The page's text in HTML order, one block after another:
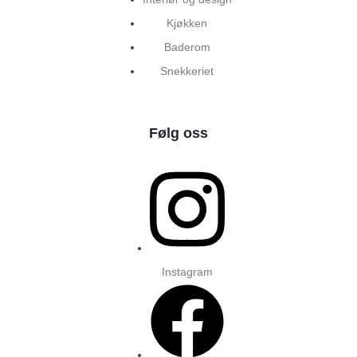
Kjøkken
Baderom
Snekkeriet
Følg oss
Instagram